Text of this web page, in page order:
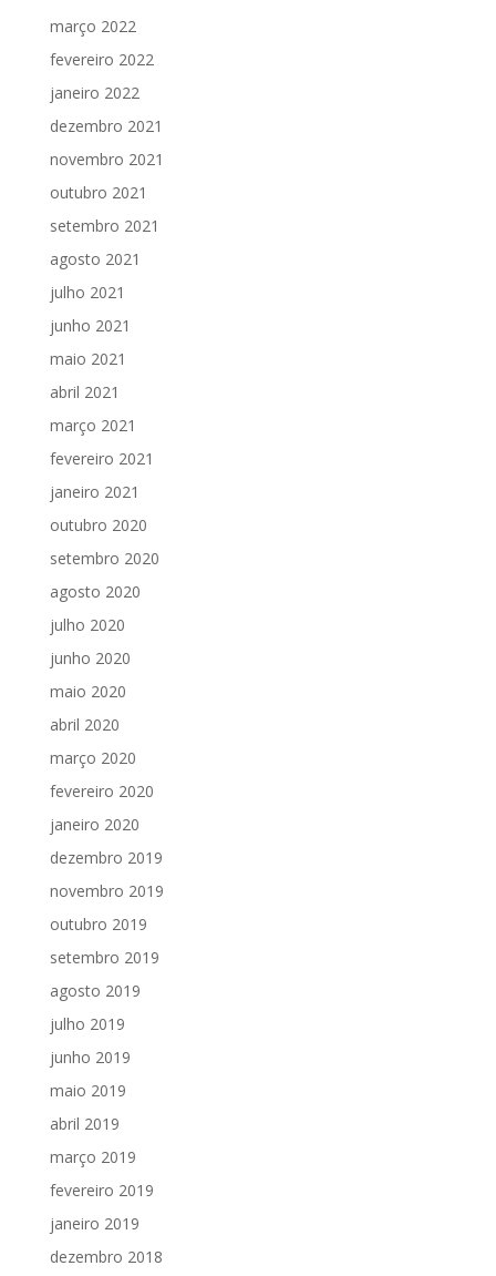
março 2022
fevereiro 2022
janeiro 2022
dezembro 2021
novembro 2021
outubro 2021
setembro 2021
agosto 2021
julho 2021
junho 2021
maio 2021
abril 2021
março 2021
fevereiro 2021
janeiro 2021
outubro 2020
setembro 2020
agosto 2020
julho 2020
junho 2020
maio 2020
abril 2020
março 2020
fevereiro 2020
janeiro 2020
dezembro 2019
novembro 2019
outubro 2019
setembro 2019
agosto 2019
julho 2019
junho 2019
maio 2019
abril 2019
março 2019
fevereiro 2019
janeiro 2019
dezembro 2018